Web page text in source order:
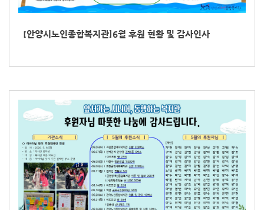
[안양시노인종합복지관]6월 후원 현황 및 감사인사